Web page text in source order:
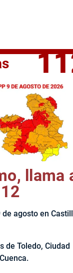
llama
de agosto en
de Toledo, Ciudad